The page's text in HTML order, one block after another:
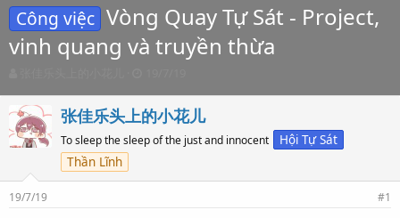
Công việc Vòng Quay Tự Sát - Project,
vinh quang và truyền thừa
r
e
a
d
t
a
r
t
d
t
张佳乐头上的小花儿
To sleep the sleep of the just and innocent
Hội Tự Sát
Thần Lĩnh
19/7/19 #1